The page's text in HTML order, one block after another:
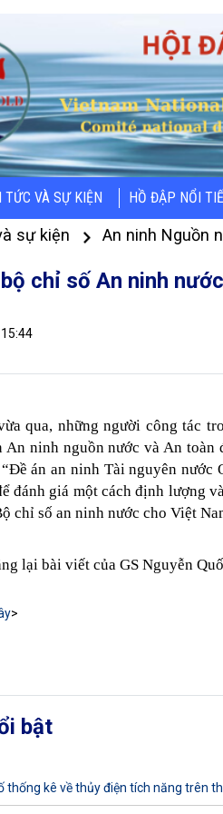
TỨC VÀ SỰ KIỆN HỒ ĐẬP NỔI
sự kiện An ninh Nguồn
chỉ số An ninh
qua, những người công tác
An ninh nguồn nước và An toàn
“Đề án an ninh Tài nguyên nước
đánh giá một cách định lượng
chỉ số an ninh nước cho Việt
lại bài viết của GS Nguyễn
>
bật
thống kê về thủy điện tích năng trên